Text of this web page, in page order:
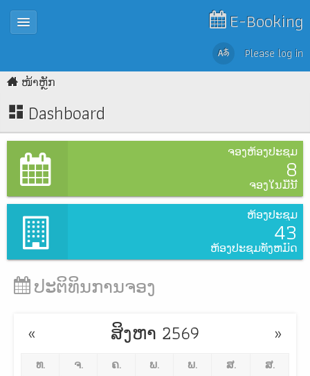
E-Booking
Please log in
ໜ້າຫຼັກ
Dashboard
ຈອງຫ້ອງປະຊຸມ
8
ຈອງໃນມື້ນີ້
ຫ້ອງປະຊຸມ
43
ຫ້ອງປະຊຸມທັງຫມົດ
ປະຕິທິນການຈອງ
ສິງຫາ 2569
ທ. ຈ. ຄ. ພ. ພ. ສ.
ສ.